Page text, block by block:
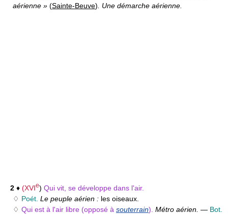
aérienne » (Sainte-Beuve). Une démarche aérienne.
2 ♦ (XVIe) Qui vit, se développe dans l'air.
♢ Poét. Le peuple aérien : les oiseaux.
♢ Qui est à l'air libre (opposé à souterrain). Métro aérien. — Bot.